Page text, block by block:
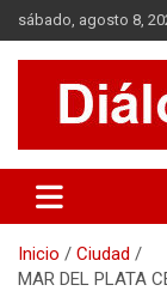
Saltar
al
contenido
sábado, agosto 8,
Diálogo
Se tratan
aporte a la
Inicio
Ciudad
MAR DEL PLATA